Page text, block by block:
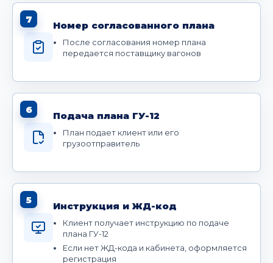
7
Номер согласованного плана
После согласования номер плана
передается поставщику вагонов
6
Подача плана ГУ-12
План подает клиент или его
грузоотправитель
5
Инструкция и ЖД-код
Клиент получает инструкцию по подаче
плана ГУ-12
Если нет ЖД-кода и кабинета, оформляется
регистрация